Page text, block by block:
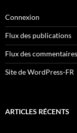
Connexion
Flux des publications
Flux des commentaires
Site de WordPress-FR
ARTICLES RÉCENTS